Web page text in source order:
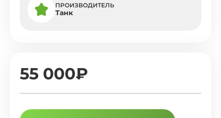
ПРОИЗВОДИТЕЛЬ
Танк
55 000₽